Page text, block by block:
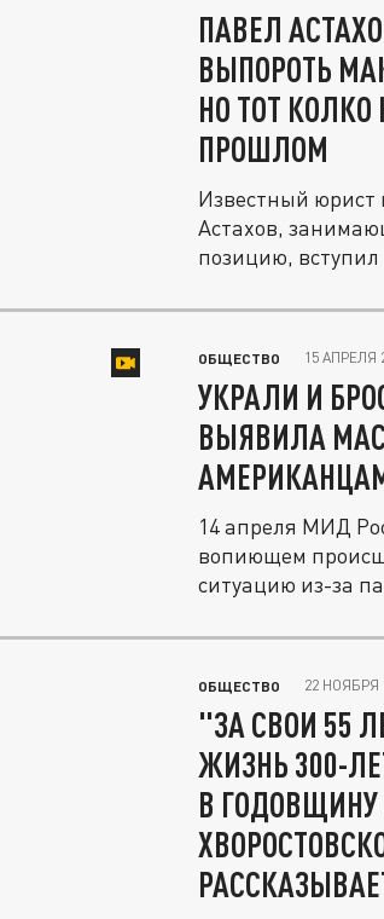
ПАВЕЛ
ВЫПОРОТЬ
НО ТОТ
ПРОШЛОМ
Известный юрист
Астахов,
позицию, вступил
ОБЩЕСТВО 15 АПРЕЛЯ
УКРАЛИ И
ВЫЯВИЛА
14 апреля МИД
вопиющем
ситуацию из-за
ОБЩЕСТВО 22 НОЯБРЯ
"ЗА СВОИ 55
ЖИЗНЬ 300-
В